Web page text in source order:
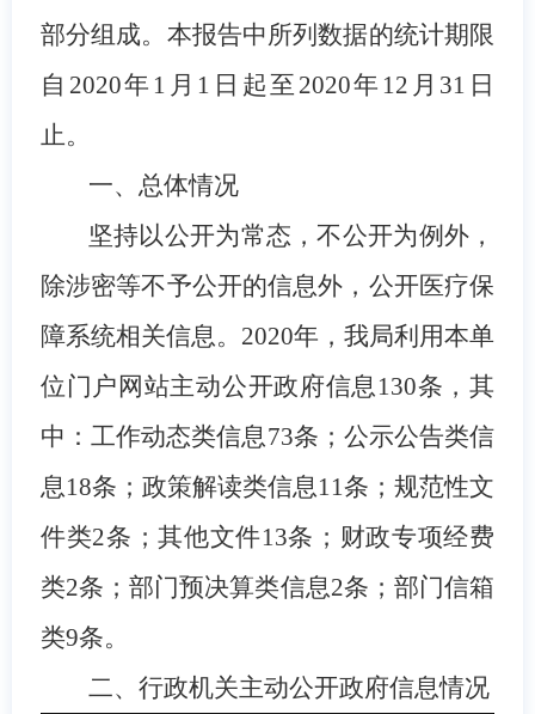
部分组成。本报告中所列数据的统计期限
自2020年1月1日起至2020年12月31日
止。
一、总体情况
坚持以公开为常态，不公开为例外，
除涉密等不予公开的信息外，公开医疗保
障系统相关信息。 2020年，我局利用本单
位门户网站主动公开政府信息130条，其
中：工作动态类信息73条；公示公告类信
息18条；政策解读类信息11条；规范性文
件类2条；其他文件13条；财政专项经费
类2条；部门预决算类信息2条；部门信箱
类9条。
二、 行政机关主动公开政府信息情况